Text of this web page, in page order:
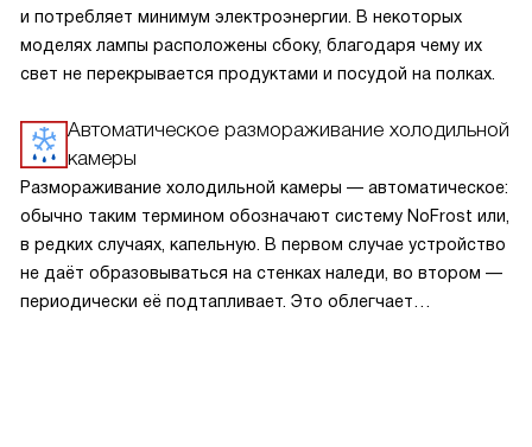
и потребляет минимум электроэнергии. В некоторых
моделях лампы расположены сбоку, благодаря чему их
свет не перекрывается продуктами и посудой на полках.
Автоматическое размораживание холодильной
камеры
Размораживание холодильной камеры — автоматическое:
обычно таким термином обозначают систему NoFrost или,
в редких случаях, капельную. В первом случае устройство
не даёт образовываться на стенках наледи, во втором —
периодически её подтапливает. Это облегчает